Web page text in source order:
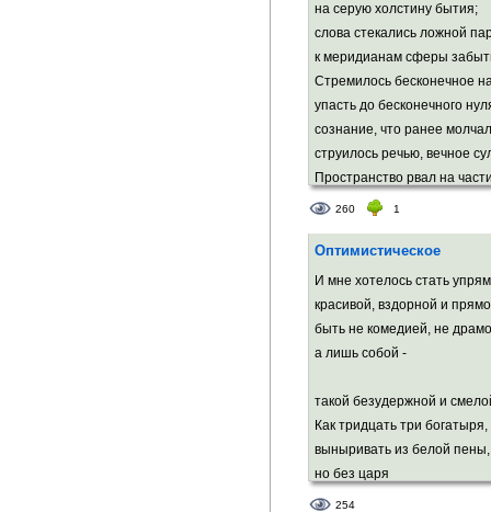
на серую холстину бытия;
слова стекались ложной
к меридианам сферы
Стремилось бесконечное
упасть до бесконечного
сознание, что ранее
струилось речью, вечное
Пространство рвал на
по атомам пытаясь
когда из рук их вырывалась
воздушных змеев, шариков
стандартных атрибутов
Земля летела прочь, что
от небом ожидаемых
природных сил безумное
Стекали акварелью с улиц
и дождь стекал с тех улиц
260 1
Оптимистическое
И мне хотелось стать
красивой, вздорной и
быть не комедией, не
а лишь собой -
такой безудержной и
Как тридцать три богатыря,
выныривать из белой пены,
но без царя
254